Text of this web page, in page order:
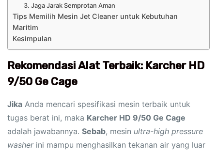
3. Jaga Jarak Semprotan Aman
Tips Memilih Mesin Jet Cleaner untuk Kebutuhan
Maritim
Kesimpulan
Rekomendasi Alat Terbaik: Karcher HD
9/50 Ge Cage
Jika Anda mencari spesifikasi mesin terbaik untuk
tugas berat ini, maka Karcher HD 9/50 Ge Cage
adalah jawabannya. Sebab, mesin ultra-high pressure
washerini mampu menghasilkan tekanan air yang luar